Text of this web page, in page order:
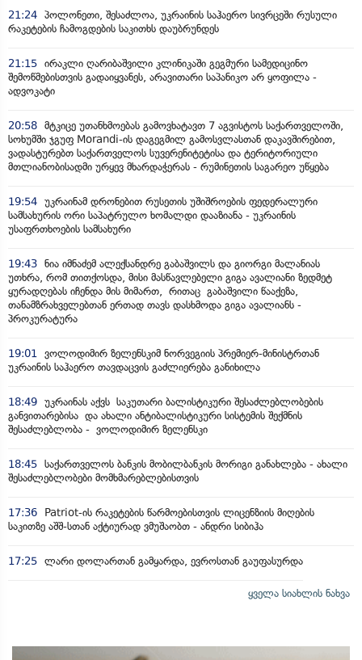
21:24 პოლონეთი, შესაძლოა, უკრაინის საჰაერო სივრცეში რუსული
რაკეტების ჩამოგდების საკითხს დაუბრუნდეს
21:15 ირაკლი ღარიბაშვილი კლინიკაში გეგმური სამედიცინო
შემოწმებისთვის გადაიყვანეს, არავითარი საპანიკო არ ყოფილა -
ადვოკატი
20:58 მტკიცე უთანხმოებას გამოვხატავთ 7 აგვისტოს საქართველოში,
სოხუმში ჯგუფ Morandi-ის დაგეგმილ გამოსვლასთან დაკავშირებით,
ვადასტურებთ საქართველოს სუვერენიტეტისა და ტერიტორიული
მთლიანობისადმი ურყევ მხარდაჭერას - რუმინეთის საგარეო უწყება
19:54 უკრაინამ დრონებით რუსეთის უშიშროების ფედერალური
სამსახურის ორი საპატრულო ხომალდი დააზიანა - უკრაინის
უსაფრთხოების სამსახური
19:43 ნია იმნაძემ ალექსანდრე გაბაშვილს და გიორგი მალანიას
უთხრა, რომ თითქოსდა, მისი მასწავლებელი გიგა ავალიანი ზედმეტ
ყურადღებას იჩენდა მის მიმართ, რითაც გაბაშვილი წააქეზა,
თანამზრახველებთან ერთად თავს დასხმოდა გიგა ავალიანს -
პროკურატურა
19:01
ვოლოდიმირ ზელენსკიმ ნორვეგიის პრემიერ-მინისტრთან
უკრაინის საჰაერო თავდაცვის გაძლიერება განიხილა
18:49 უკრაინას აქვს საკუთარი ბალისტიკური შესაძლებლობების
განვითარებისა და ახალი ანტიბალისტიკური სისტემის შექმნის
შესაძლებლობა - ვოლოდიმირ ზელენსკი
18:45 საქართველოს ბანკის მობილბანკის მორიგი განახლება - ახალი
შესაძლებლობები მომხმარებლებისთვის
17:36
Patriot-ის რაკეტების წარმოებისთვის ლიცენზიის მიღების
საკითზე აშშ-სთან აქტიურად ვმუშაობთ - ანდრი სიბიჰა
17:25 ლარი დოლართან გამყარდა, ევროსთან გაუფასურდა
ყველა სიახლის ნახვა